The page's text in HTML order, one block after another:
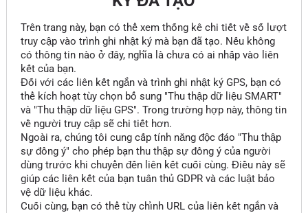
Trên trang này, bạn có thể xem thống kê chi tiết về số lượt
truy cập vào trình ghi nhật ký mà bạn đã tạo. Nếu không
có thông tin nào ở đây, nghĩa là chưa có ai nhấp vào liên
kết của bạn.
Đối với các liên kết ngắn và trình ghi nhật ký GPS, bạn có
thể kích hoạt tùy chọn bổ sung "Thu thập dữ liệu SMART"
và "Thu thập dữ liệu GPS". Trong trường hợp này, thông tin
về người truy cập sẽ chi tiết hơn.
Ngoài ra, chúng tôi cung cấp tính năng độc đáo "Thu thập
sự đồng ý" cho phép bạn thu thập sự đồng ý của người
dùng trước khi chuyển đến liên kết cuối cùng. Điều này sẽ
giúp các liên kết của bạn tuân thủ GDPR và các luật bảo
vệ dữ liệu khác.
Cuối cùng, bạn có thể tùy chỉnh URL của liên kết ngắn và